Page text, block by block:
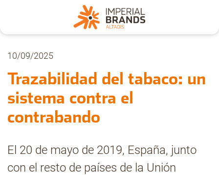
Nosotros
Secciones
Denuncia
Pregúntanos
10/09/2025
Trazabilidad del tabaco: un
sistema contra el
contrabando
El 20 de mayo de 2019, España, junto
con el resto de países de la Unión